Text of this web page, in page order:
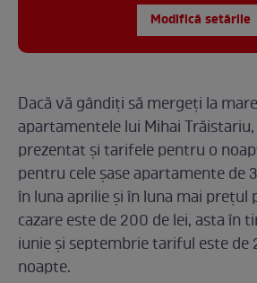
Modifică setările
Dacă vă gândiți să mergeți la
apartamentele lui Mihai
prezentat și tarifele pentru o
pentru cele șase apartamente de
în luna aprilie și în luna mai prețul
cazare este de 200 de lei, asta în
iunie și septembrie tariful este de
noapte.